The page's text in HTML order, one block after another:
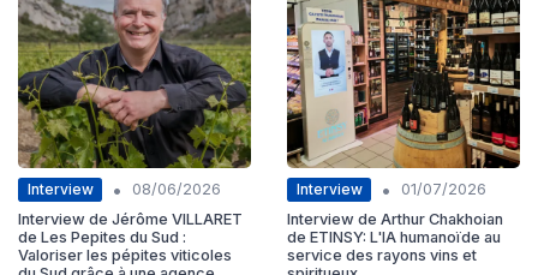
Interview •
08/06/2026
Interview de Jérôme VILLARET
de Les Pepites du Sud :
Valoriser les pépites viticoles
Interview •
01/07/2026
Interview de Arthur Chakhoian
de ETINSY: L'IA humanoïde au
service des rayons vins et